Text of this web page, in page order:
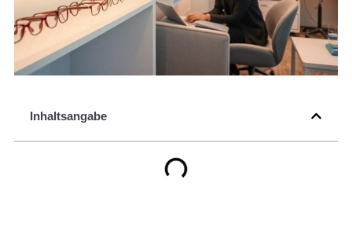
Inhaltsangabe